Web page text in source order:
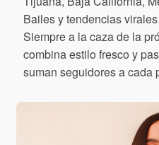
Bailes y tendencias virales
Siempre a la caza de la
combina estilo fresco y
suman seguidores a cada